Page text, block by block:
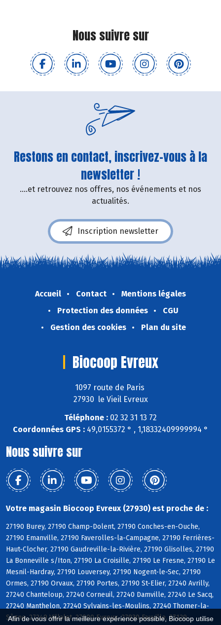
Afin de vous offrir la meilleure expérience possible, Biocoop utilise
Nous suivre sur
Restons en contact, inscrivez-vous à la
newsletter !
....et retrouvez nos offres, nos événements et nos
actualités.
Inscription newsletter
Accueil Contact
Mentions légales
Protection des données
CGU
Gestion des cookies
Plan du site
Biocoop Evreux
1097 route de Paris
27930 le Vieil Evreux
Téléphone : 02 32 31 13 72
Coordonnées GPS : 49,0155372 ° , 1,18332409999994 °
Nous suivre sur
Votre magasin Biocoop Evreux (27930) est proche de :
27190 Burey, 27190 Champ-Dolent, 27190 Conches-en-Ouche,
27190 Emanville, 27190 Faverolles-la-Campagne, 27190 Ferrières-
Haut-Clocher, 27190 Gaudreville-la-Rivière, 27190 Glisolles, 27190
La Bonneville s/Iton, 27190 La Croisille, 27190 Le Fresne, 27190 Le
Mesnil-Hardray, 27190 Louversey, 27190 Nogent-le-Sec, 27190
Ormes, 27190 Orvaux, 27190 Portes, 27190 St-Elier, 27240 Avrilly,
27240 Chanteloup, 27240 Corneuil, 27240 Damville, 27240 Le Sacq,
27240 Manthelon, 27240 Sylvains-les-Moulins, 27240 Thomer-la-
Sôgne, 27240 Villalet, 27000 Evreux, 27930 Fauville, 27120